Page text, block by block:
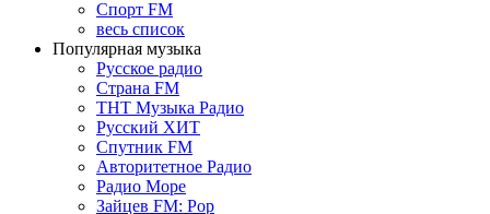
Спорт FM
весь список
Популярная музыка
Русское радио
Страна FM
ТНТ Музыка Радио
Русский ХИТ
Спутник FM
Авторитетное Радио
Радио Море
Зайцев FM: Pop